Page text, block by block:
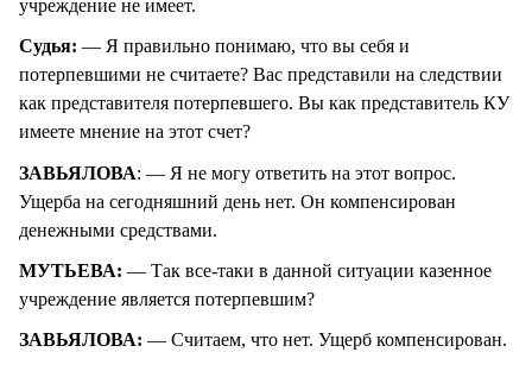
учреждение не имеет.
Судья: — Я правильно понимаю, что вы себя и
потерпевшими не считаете? Вас представили на следствии
как представителя потерпевшего. Вы как представитель КУ
имеете мнение на этот счет?
ЗАВЬЯЛОВА: — Я не могу ответить на этот вопрос.
Ущерба на сегодняшний день нет. Он компенсирован
денежными средствами.
МУТЬЕВА: — Так все-таки в данной ситуации казенное
учреждение является потерпевшим?
ЗАВЬЯЛОВА: — Считаем, что нет. Ущерб компенсирован.